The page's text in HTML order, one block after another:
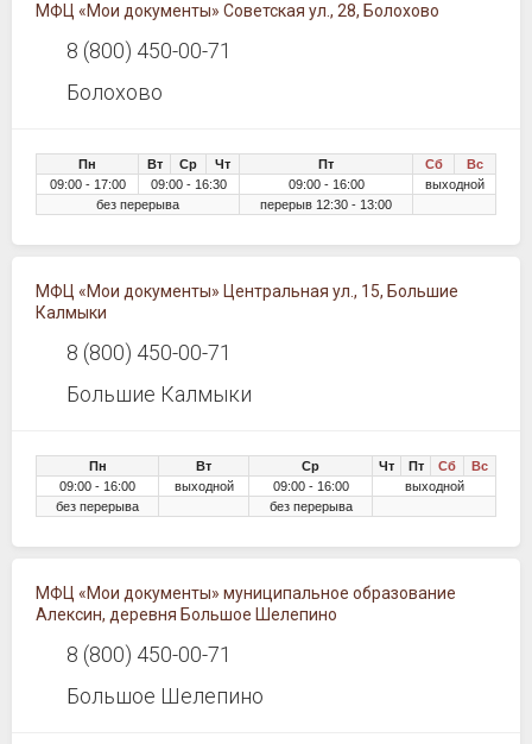
МФЦ «Мои документы» Советская ул., 28, Болохово
8 (800) 450-00-71
Болохово
Пн Вт Ср Чт Пт Сб
Вс
09:00 - 17:00
09:00 - 16:30 09:00 - 16:00
выходной
без перерыва
перерыв 12:30 - 13:00
МФЦ «Мои документы» Центральная ул., 15, Большие
Калмыки
8 (800) 450-00-71
Большие Калмыки
Пн Вт Ср Чт Пт Сб
Вс
09:00 - 16:00
выходной 09:00 - 16:00
выходной
без перерыва
без перерыва
МФЦ «Мои документы» муниципальное образование
Алексин, деревня Большое Шелепино
8 (800) 450-00-71
Большое Шелепино